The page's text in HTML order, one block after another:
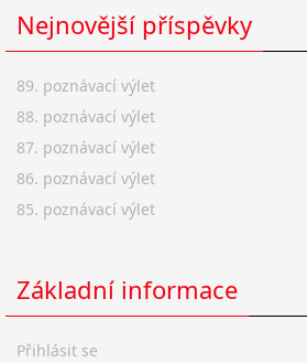
Nejnovější příspěvky
89. poznávací výlet
88. poznávací výlet
87. poznávací výlet
86. poznávací výlet
85. poznávací výlet
Základní informace
Přihlásit se